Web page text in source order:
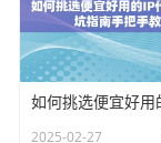
2025-02-27